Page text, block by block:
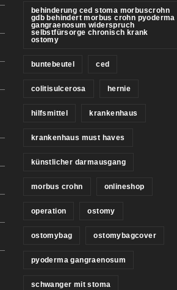
behinderung ced stoma morbuscrohn
gdb behindert morbus crohn pyoderma
gangraenosum widerspruch
selbstfürsorge chronisch krank
ostomy
buntebeutel ced
colitisulcerosa hernie
hilfsmittel krankenhaus
krankenhaus must haves
künstlicher darmausgang
morbus crohn onlineshop
operation ostomy
ostomybag ostomybagcover
pyoderma gangraenosum
schwanger mit stoma